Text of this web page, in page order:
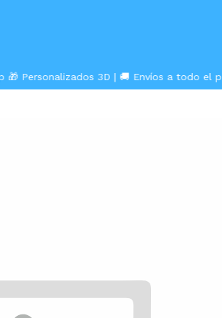
🎁 Personalizados 3D | 🚚 Envíos a todo el